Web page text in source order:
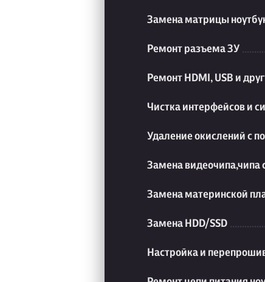
Замена матрицы
Ремонт разъема ЗУ
Ремонт HDMI, USB и
Чистка интерфейсов и
Удаление окислений с
Замена видеочипа,чипа
Замена материнской
Замена HDD/SSD
Настройка и